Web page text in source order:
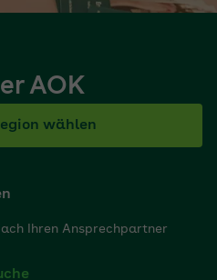
AOK
wählen
Ihren Ansprechpartner